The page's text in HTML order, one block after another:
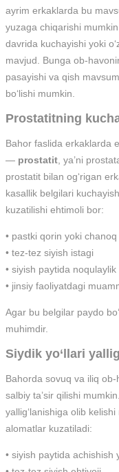
ayrim erkaklarda bu
yuzaga chiqarishi
davrida kuchayishi yoki
mavjud. Bunga ob-
pasayishi va qish
bo‘lishi mumkin.
Prostatitning
Bahor faslida erkaklarda
— prostatit , ya’ni
prostatit bilan og‘rigan
kasallik belgilari
kuzatilishi ehtimoli bor:
• pastki qorin yoki chanoq
• tez-tez siyish istagi
• siyish paytida noqulaylik
• jinsiy faoliyatdagi
Agar bu belgilar paydo
muhimdir.
Siydik yo‘llari
Bahorda sovuq va iliq
salbiy ta’sir qilishi
yallig‘lanishiga olib
alomatlar kuzatiladi:
• siyish paytida achishish